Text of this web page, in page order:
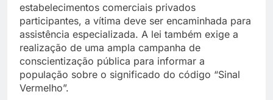
estabelecimentos comerciais privados
participantes, a vítima deve ser encaminhada para
assistência especializada. A lei também exige a
realização de uma ampla campanha de
conscientização pública para informar a
população sobre o significado do código “Sinal
Vermelho”.